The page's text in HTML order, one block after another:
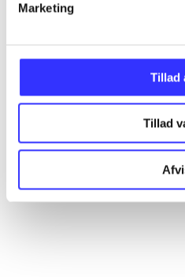
Marketing
Tillad
Tillad
Artikler
Alle registrerede artikler